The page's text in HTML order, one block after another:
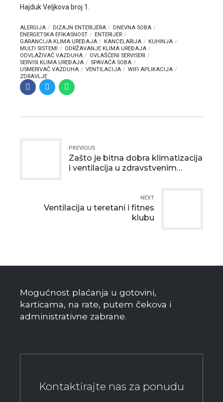
Hajduk Veljkova broj 1.
ALERGIJA DIZAJN ENTERIJERA
DNEVNA SOBA
ENERGETSKA EFIKASNOST
ENTERIJER
GARANCIJA KLIMA UREĐAJA
KANCELARIJA
KUHINJA
MULTI SISTEMI
ODRŽAVANJE KLIMA UREĐAJA
ODVLAŽIVAČ VAZDUHA
OVLAŠĆENI SERVISERI
SERVISI KLIMA UREĐAJA
SPAVAĆA SOBA
USMERIVAČ VAZDUHA
VENTILACIJA
WIFI APLIKACIJA
ZDRAVLJE
PREVIOUS
Zašto je bitna dobra klimatizacija
i ventilacija u zdravstvenim
NEXT
Ventilacija u teretani i fitnes
klubu
Mogućnost plaćanja u gotovini,
karticama, na rate, putem čekova i
administrativne zabrane.
Kontaktirajte nas za ponudu